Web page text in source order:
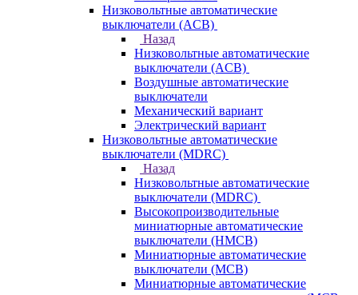
Низковольтные автоматические
выключатели (ACB)
Назад
Низковольтные автоматические
выключатели (ACB)
Воздушные автоматические
выключатели
Механический вариант
Электрический вариант
Низковольтные автоматические
выключатели (MDRC)
Назад
Низковольтные автоматические
выключатели (MDRC)
Высокопроизводительные
миниатюрные автоматические
выключатели (HMCB)
Миниатюрные автоматические
выключатели (MCB)
Миниатюрные автоматические